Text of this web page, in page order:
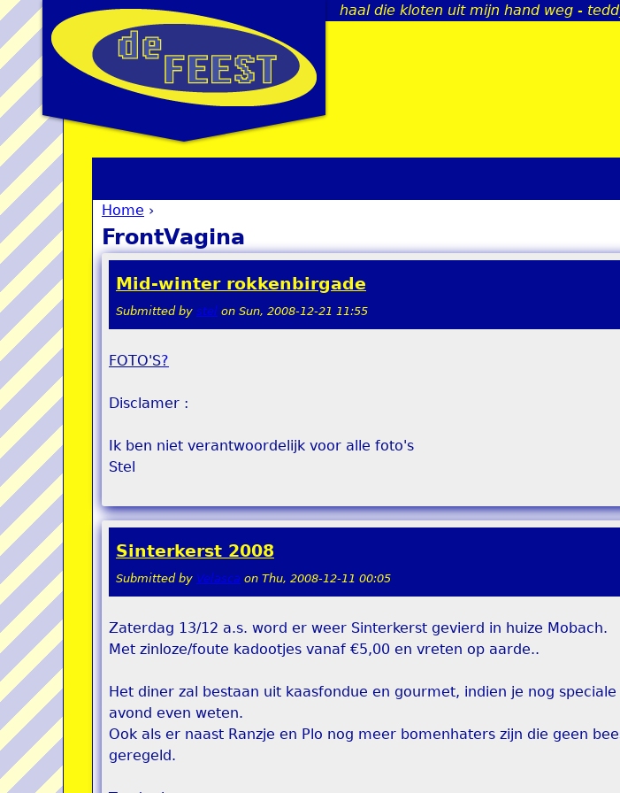
Jump to
haal die kloten uit mijn hand weg -
You are here
Home ›
FrontVagina
Mid-winter rokkenbirgade
Submitted by stel on Sun, 2008-12-21 11:55
FOTO'S?
Disclamer :
Ik ben niet verantwoordelijk voor alle foto's
Stel
Sinterkerst 2008
Submitted by Velasca on Thu, 2008-12-11 00:05
Zaterdag 13/12 a.s. word er weer Sinterkerst gevierd in huize Mobach.
Met zinloze/foute kadootjes vanaf €5,00 en vreten op aarde..
Het diner zal bestaan uit kaasfondue en gourmet, indien je nog
avond even weten.
Ook als er naast Ranzje en Plo nog meer bomenhaters zijn die geen
geregeld.